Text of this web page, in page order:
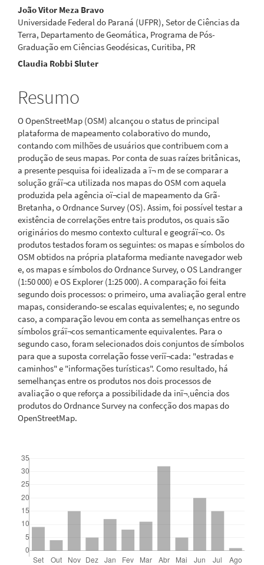
Conteúdo
do
artigo
principal
João Vitor Meza Bravo
Universidade Federal do Paraná (UFPR), Setor de Ciências da
Terra, Departamento de Geomática, Programa de Pós-
Graduação em Ciências Geodésicas, Curitiba, PR
Claudia Robbi Sluter
Resumo
O OpenStreetMap (OSM) alcançou o status de principal
plataforma de mapeamento colaborativo do mundo,
contando com milhões de usuários que contribuem com a
produção de seus mapas. Por conta de suas raízes britânicas,
a presente pesquisa foi idealizada a ï¬ m de se comparar a
solução gráï¬ca utilizada nos mapas do OSM com aquela
produzida pela agência oï¬cial de mapeamento da Grã-
Bretanha, o Ordnance Survey (OS). Assim, foi possível testar a
existência de correlações entre tais produtos, os quais são
originários do mesmo contexto cultural e geográï¬co. Os
produtos testados foram os seguintes: os mapas e símbolos do
OSM obtidos na própria plataforma mediante navegador web
e, os mapas e símbolos do Ordnance Survey, o OS Landranger
(1:50 000) e OS Explorer (1:25 000). A comparação foi feita
segundo dois processos: o primeiro, uma avaliação geral entre
mapas, considerando-se escalas equivalentes; e, no segundo
caso, a comparação levou em conta as semelhanças entre os
símbolos gráï¬cos semanticamente equivalentes. Para o
segundo caso, foram selecionados dois conjuntos de símbolos
para que a suposta correlação fosse veriï¬cada: "estradas e
caminhos" e "informações turísticas". Como resultado, há
semelhanças entre os produtos nos dois processos de
avaliação o que reforça a possibilidade da inï¬‚uência dos
produtos do Ordnance Survey na confecção dos mapas do
OpenStreetMap.